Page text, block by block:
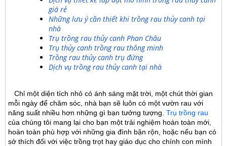
giá rẻ
Những lưu ý cần thiết khi trồng rau thủy canh tại
nhà
Trụ trồng rau thủy canh Phan Châu
Trụ thủy canh trồng rau thông minh
Trồng rau thủy canh trụ đứng
Dịch vụ trồng rau thủy canh tại nhà
Chỉ một diện tích nhỏ có ánh sáng mặt trời, một chút thời gian
mỗi ngày để chăm sóc, nhà bạn sẽ luôn có một vườn rau với
năng suất nhiều hơn những gì bạn tưởng tượng. Trụ trồng rau
của chúng tôi mang lại cho bạn một trải nghiệm hoàn toàn mới,
hoàn toàn phù hợp với những gia đình bận rộn, hoặc nếu bạn có
sở thích đối với việc trồng trọt hay giáo dục cho chính con mình